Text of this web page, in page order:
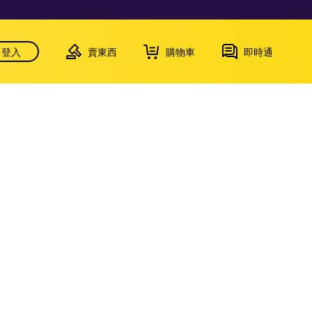
登入 賣東西 購物車 即時通